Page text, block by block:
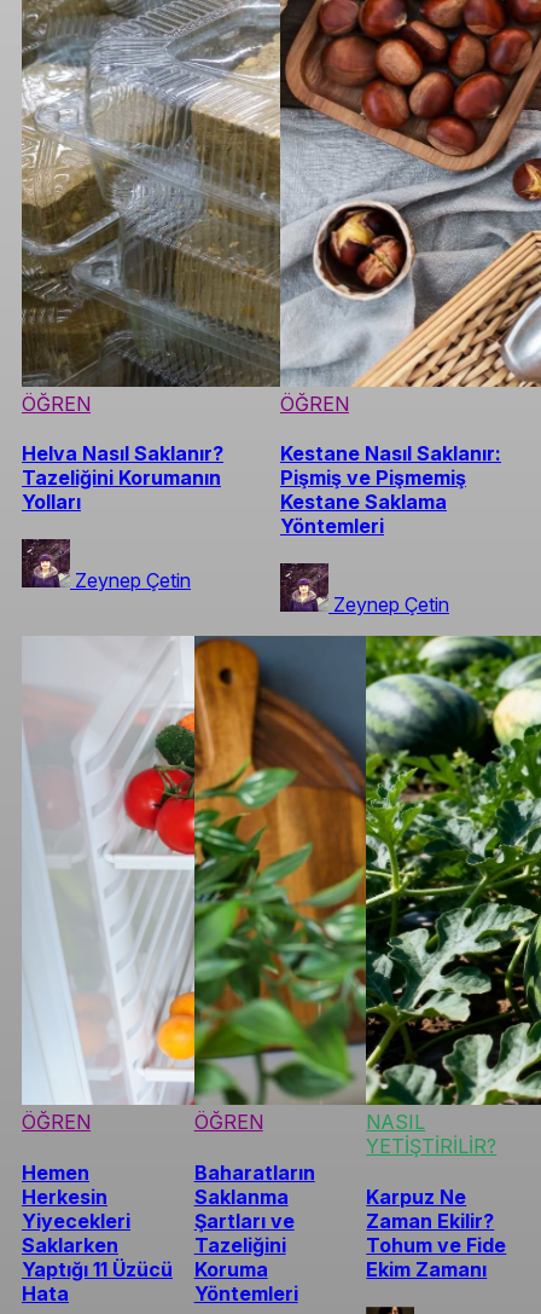
ÖĞREN
Helva Nasıl Saklanır?
Tazeliğini Korumanın
Yolları
Zeynep Çetin
ÖĞREN
Kestane Nasıl Saklanır:
Pişmiş ve Pişmemiş
Kestane Saklama
Yöntemleri
Zeynep Çetin
ÖĞREN
Hemen
Herkesin
Yiyecekleri
Saklarken
Yaptığı 11 Üzücü
Hata
ÖĞREN
Baharatların
Saklanma
Şartları ve
Tazeliğini
Koruma
Yöntemleri
NASIL
YETİŞTİRİLİR?
Karpuz Ne
Zaman Ekilir?
Tohum ve Fide
Ekim Zamanı